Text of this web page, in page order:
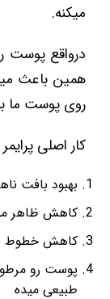
میکنه.
درواقع پوست
همین باعث
روی پوست ما
کار اصلی
بهبود بافت
کاهش ظاهر
کاهش خطوط
پوست رو
طبیعی میده